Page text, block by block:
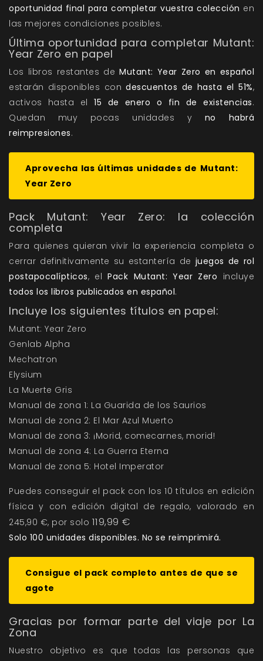
oportunidad final para completar vuestra colección en
las mejores condiciones posibles.
Última oportunidad para completar Mutant:
Year Zero en papel
Los libros restantes de Mutant: Year Zero en español
estarán disponibles condescuentos de hasta el 51%,
activos hasta el15 de enero o fin de existencias.
Quedan muy pocas unidades y no habrá
reimpresiones.
Aprovecha las últimas unidades de Mutant:
Year Zero
Pack Mutant: Year Zero: la colección
completa
Para quienes quieran vivir la experiencia completa o
cerrar definitivamente su estantería de juegos de rol
postapocalípticos, elPack Mutant: Year Zero incluye
todos los libros publicados en español.
Incluye los siguientes títulos en papel:
Mutant: Year Zero
Genlab Alpha
Mechatron
Elysium
La Muerte Gris
Manual de zona 1: La Guarida de los Saurios
Manual de zona 2: El Mar Azul Muerto
Manual de zona 3: ¡Morid, comecarnes, morid!
Manual de zona 4: La Guerra Eterna
Manual de zona 5: Hotel Imperator
Puedes conseguir el pack con los 10 títulos en edición
física y con edición digital de regalo, valorado en
245,90 €, por solo 119,99 €
Solo 100 unidades disponibles. No se reimprimirá.
Consigue el pack completo antes de que se
agote
Gracias por formar parte del viaje por La
Zona
Nuestro objetivo es que todas las personas que